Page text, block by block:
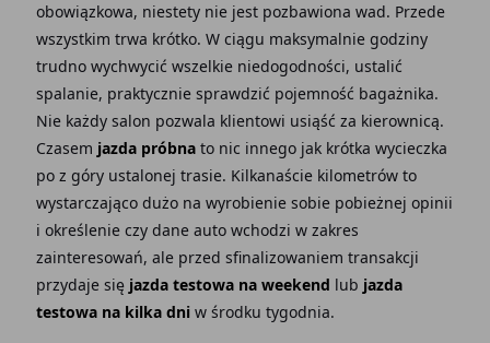
obowiązkowa, niestety nie jest pozbawiona wad. Przede
wszystkim trwa krótko. W ciągu maksymalnie godziny
trudno wychwycić wszelkie niedogodności, ustalić
spalanie, praktycznie sprawdzić pojemność bagażnika.
Nie każdy salon pozwala klientowi usiąść za kierownicą.
Czasem jazda próbnato nic innego jak krótka wycieczka
po z góry ustalonej trasie. Kilkanaście kilometrów to
wystarczająco dużo na wyrobienie sobie pobieżnej opinii
i określenie czy dane auto wchodzi w zakres
zainteresowań, ale przed sfinalizowaniem transakcji
przydaje się jazda testowa na weekend lub jazda
testowa na kilka dniw środku tygodnia.